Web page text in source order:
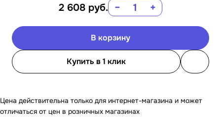
2 608 руб. − +
В корзину
Купить в 1 клик
Цена действительна только для интернет-магазина и может
отличаться от цен в розничных магазинах